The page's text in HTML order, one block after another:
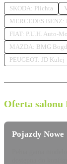
SKODA: Plichta
MERCEDES BENZ:
FIAT: P.U.H. Auto-
MAZDA: BMG
PEUGEOT: JD Kulej
Oferta salonu
Pojazdy Nowe